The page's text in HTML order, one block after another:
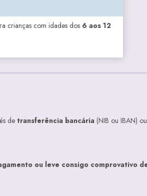
crianças com idades dos 6 aos 12
de transferência bancária (NIB ou IBAN)
ou leve consigo comprovativo